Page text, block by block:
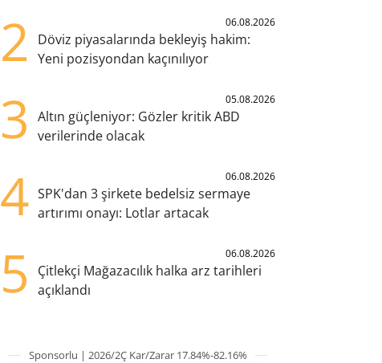
2 06.08.2026
Döviz piyasalarında bekleyiş hakim:
Yeni pozisyondan kaçınılıyor
3 05.08.2026
Altın güçleniyor: Gözler kritik ABD
verilerinde olacak
4 06.08.2026
SPK'dan 3 şirkete bedelsiz sermaye
artırımı onayı: Lotlar artacak
5 06.08.2026
Çitlekçi Mağazacılık halka arz tarihleri
açıklandı
Sponsorlu | 2026/2Ç Kar/Zarar 17.84%-82.16%